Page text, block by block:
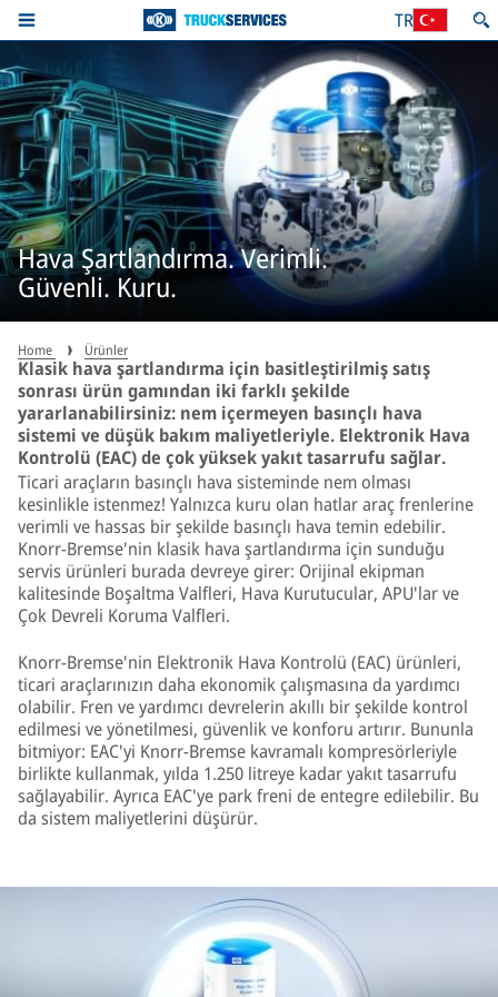
TR
Hava Şartlandırma. Verimli.
Güvenli. Kuru.
Home Ürünler
Klasik hava şartlandırma için basitleştirilmiş satış
sonrası ürün gamından iki farklı şekilde
yararlanabilirsiniz: nem içermeyen basınçlı hava
sistemi ve düşük bakım maliyetleriyle. Elektronik Hava
Kontrolü (EAC) de çok yüksek yakıt tasarrufu sağlar.
Ticari araçların basınçlı hava sisteminde nem olması
kesinlikle istenmez! Yalnızca kuru olan hatlar araç frenlerine
verimli ve hassas bir şekilde basınçlı hava temin edebilir.
Knorr-Bremse'nin klasik hava şartlandırma için sunduğu
servis ürünleri burada devreye girer: Orijinal ekipman
kalitesinde Boşaltma Valfleri, Hava Kurutucular, APU'lar ve
Çok Devreli Koruma Valfleri.
Knorr-Bremse'nin Elektronik Hava Kontrolü (EAC) ürünleri,
ticari araçlarınızın daha ekonomik çalışmasına da yardımcı
olabilir. Fren ve yardımcı devrelerin akıllı bir şekilde kontrol
edilmesi ve yönetilmesi, güvenlik ve konforu artırır. Bununla
bitmiyor: EAC'yi Knorr-Bremse kavramalı kompresörleriyle
birlikte kullanmak, yılda 1.250 litreye kadar yakıt tasarrufu
sağlayabilir. Ayrıca EAC'ye park freni de entegre edilebilir. Bu
da sistem maliyetlerini düşürür.